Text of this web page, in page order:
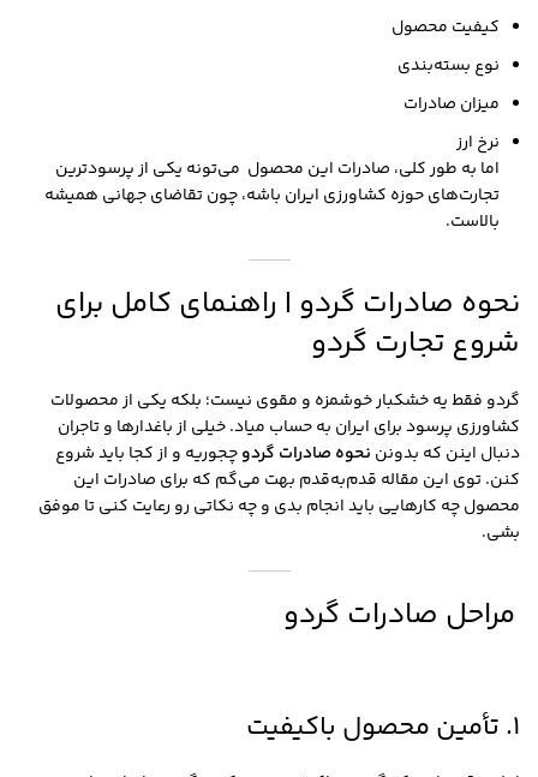
کیفیت محصول
نوع بسته‌بندی
میزان صادرات
نرخ ارز
اما به طور کلی، صادرات این محصول می‌تونه یکی از پرسودترین
تجارت‌های حوزه کشاورزی ایران باشه، چون تقاضای جهانی همیشه
بالاست.
نحوه صادرات گردو | راهنمای کامل برای
شروع تجارت گردو
گردو فقط یه خشکبار خوشمزه و مقوی نیست؛ بلکه یکی از محصولات
کشاورزی پرسود برای ایران به حساب میاد. خیلی از باغدارها و تاجران
دنبال اینن که بدونن نحوه صادرات گردوچجوریه و از کجا باید شروع
کنن. توی این مقاله قدم‌به‌قدم بهت می‌گم که برای صادرات این
محصول چه کارهایی باید انجام بدی و چه نکاتی رو رعایت کنی تا موفق
بشی.
مراحل صادرات گردو
۱. تأمین محصول باکیفیت